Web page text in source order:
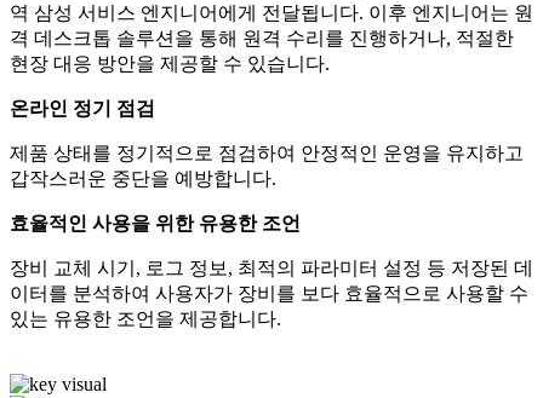
역 삼성 서비스 엔지니어에게 전달됩니다. 이후 엔지니어는 원
격 데스크톱 솔루션을 통해 원격 수리를 진행하거나, 적절한
현장 대응 방안을 제공할 수 있습니다.
온라인 정기 점검
제품 상태를 정기적으로 점검하여 안정적인 운영을 유지하고
갑작스러운 중단을 예방합니다.
효율적인 사용을 위한 유용한 조언
장비 교체 시기, 로그 정보, 최적의 파라미터 설정 등 저장된 데
이터를 분석하여 사용자가 장비를 보다 효율적으로 사용할 수
있는 유용한 조언을 제공합니다.